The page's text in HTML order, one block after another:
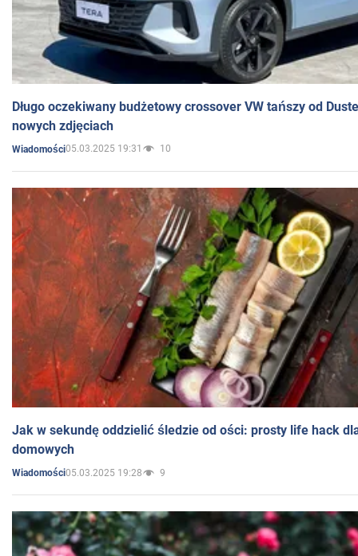
Długo oczekiwany budżetowy crossover VW tańszy od
nowych zdjęciach
Wiadomości05.03.2025 19:31 10
Jak w sekundę oddzielić śledzie od ości: prosty life hack
domowych
Wiadomości05.03.2025 19:28 9